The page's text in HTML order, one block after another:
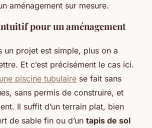
aménagement sur mesure.
pour un aménagement
un projet est simple, plus on a
Et c’est précisément le cas ici.
piscine tubulaire se fait sans
sans permis de construire, et
Il suffit d’un terrain plat, bien
de sable fin ou d’un tapis de sol